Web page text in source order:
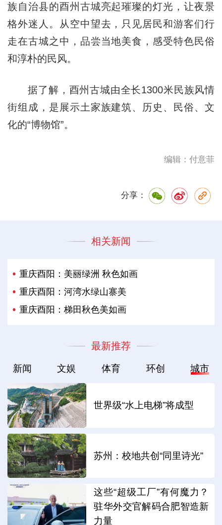
族自治县的酉州古城亮起璀璨的灯光，让夜景
格外迷人。从空中望去，只见居民和游客们行
走在古城之中，品尝当地美食，感受特色民俗
和淳朴的民风。
据了解，酉州古城由全长1300米民族风情
街组成，是展示土家族建筑、历史、民俗、文
化的“博物馆”。
编辑：付意菲
分享：
相关新闻
重庆酉阳：美丽绿洲 秋色如画
重庆酉阳：河湾水绿山寨美
重庆酉阳：梯田秋色美如画
最新推荐
新闻 文娱 体育 环创 城市
世界级“水上电梯”将成型
苏州：校地共创“同里诗光”
这些“超级工厂”有何魔力？
驻华外交官解码合肥智造新
力量